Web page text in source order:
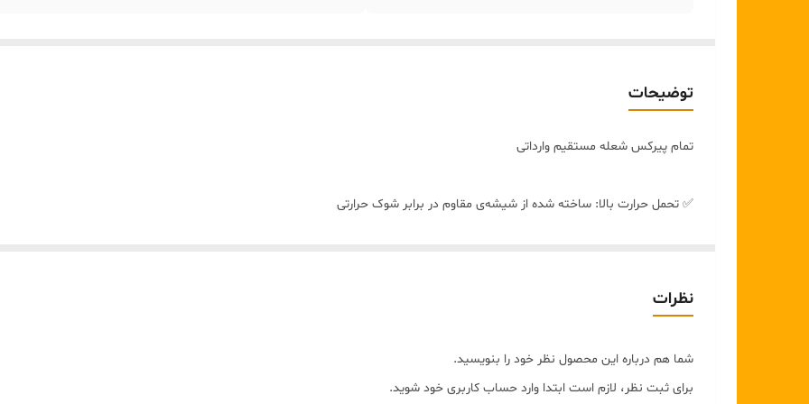
توضیحات
تمام پیرکس شعله مستقیم وارداتی
✅ تحمل حرارت بالا: ساخته شده از شیشه‌ی مقاوم در برابر شوک حرارتی
✅ شفافیت بالا: مشاهده میزان آب داخل کتری و قوری در هر لحظه
نظرات
شما هم درباره این محصول نظر خود را بنویسید.
برای ثبت نظر، لازم است ابتدا وارد حساب کاربری خود شوید.